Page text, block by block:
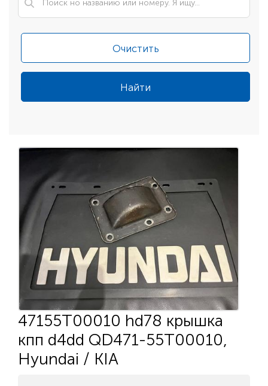
Очистить
Найти
47155T00010 hd78 крышка
кпп d4dd QD471-55T00010,
Hyundai / KIA